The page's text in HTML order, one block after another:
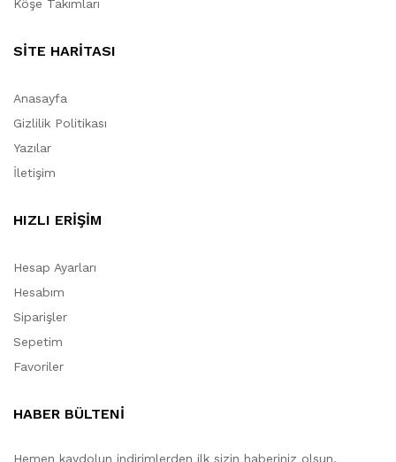
Köşe Takımları
SİTE HARİTASI
Anasayfa
Gizlilik Politikası
Yazılar
İletişim
HIZLI ERİŞİM
Hesap Ayarları
Hesabım
Siparişler
Sepetim
Favoriler
HABER BÜLTENİ
Hemen kaydolun indirimlerden ilk sizin haberiniz olsun.